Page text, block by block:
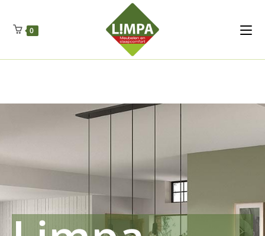
Regenschut
Drueckerpro
Fettsauren Dekemax Kapselmed
Luftkuhlen Zauberfan Netzfenste Insektensc
0